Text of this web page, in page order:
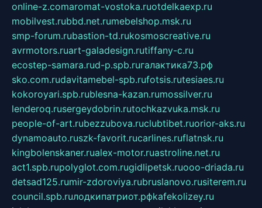
online-z.comaromat-vostoka.ruotdelkaexp.ru
mobilvest.rubbd.net.rumebelshop.msk.ru
smp-forum.rubastion-td.rukosmoscreative.ru
avrmotors.ruart-galadesign.rutiffany-c.ru
ecostep-samara.rud-p.spb.ruгалактика73.рф
sko.com.rudavitamebel-spb.rufotsis.rutesiaes.ru
kokoroyari.spb.rublesna-kazan.rumossilver.ru
lenderoq.rusergeydobrin.rutochkazvuka.msk.ru
people-of-art.rubezzubova.ruclubtibet.ruorior-aks.ru
dynamoauto.ruszk-favorit.rucarlines.ruflatnsk.ru
kingbolenskaner.rualex-motor.ruastroline.net.ru
act1.spb.rupolyglot.com.rugidlipetsk.ruooo-driada.ru
detsad125.rumir-zdoroviya.rubruslanovo.rusiterem.ru
council.spb.ruлодкипатриот.рфkafekolizey.ru